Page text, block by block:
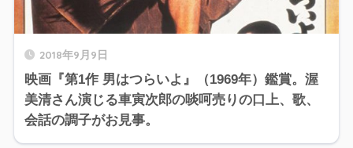
2018年9月9日
映画『第1作 男はつらいよ』（1969年）鑑賞。渥
美清さん演じる車寅次郎の啖呵売りの口上、歌、
会話の調子がお見事。